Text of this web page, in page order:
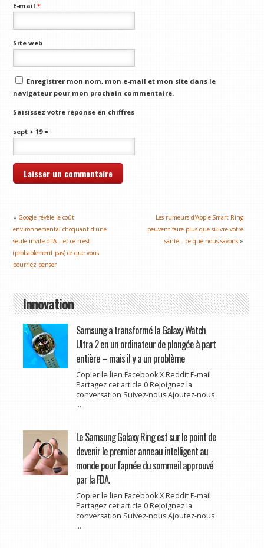
E-mail*
Site web
Enregistrer mon nom, mon e-mail et mon site dans le
navigateur pour mon prochain commentaire.
Saisissez votre réponse en chiffres
sept + 19 =
« Google révèle le coût
environnemental choquant d'une
seule invite d'IA – et ce n'est
(probablement pas) ce que vous
pourriez penser
Les rumeurs d'Apple Smart Ring
peuvent faire plus que suivre votre
santé – ce que nous savons »
Innovation
Samsung a transformé la Galaxy Watch
Ultra 2 en un ordinateur de plongée à part
entière – mais il y a un problème
Copier le lien Facebook X Reddit E-mail
Partagez cet article 0 Rejoignez la
conversation Suivez-nous Ajoutez-nous
...
Le Samsung Galaxy Ring est sur le point de
devenir le premier anneau intelligent au
monde pour l'apnée du sommeil approuvé
par la FDA.
Copier le lien Facebook X Reddit E-mail
Partagez cet article 0 Rejoignez la
conversation Suivez-nous Ajoutez-nous
...